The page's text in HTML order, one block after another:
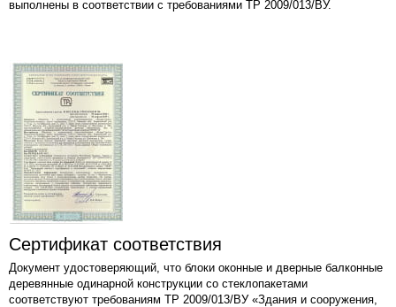
выполнены в соответствии с требованиями ТР 2009/013/ВУ.
Сертификат соответствия
Документ удостоверяющий, что блоки оконные и дверные балконные
деревянные одинарной конструкции со стеклопакетами
соответствуют требованиям ТР 2009/013/ВУ «Здания и сооружения,